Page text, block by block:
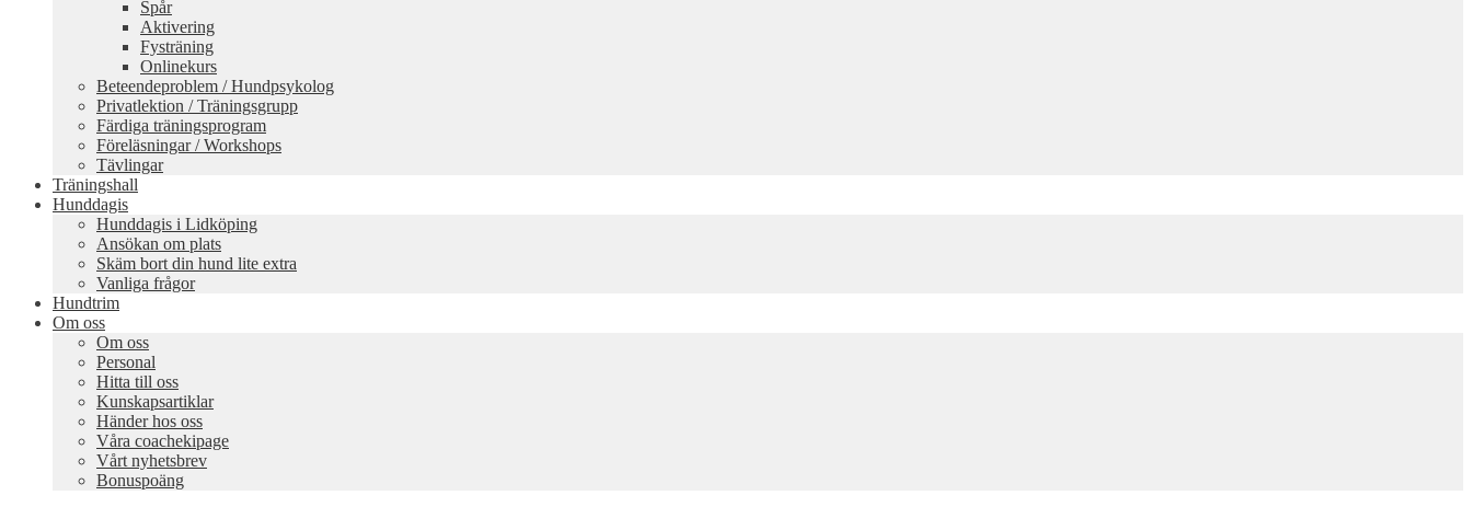
Spår
Aktivering
Fysträning
Onlinekurs
Beteendeproblem / Hundpsykolog
Privatlektion / Träningsgrupp
Färdiga träningsprogram
Föreläsningar / Workshops
Tävlingar
Träningshall
Hunddagis
Hunddagis i Lidköping
Ansökan om plats
Skäm bort din hund lite extra
Vanliga frågor
Hundtrim
Om oss
Om oss
Personal
Hitta till oss
Kunskapsartiklar
Händer hos oss
Våra coachekipage
Vårt nyhetsbrev
Bonuspoäng